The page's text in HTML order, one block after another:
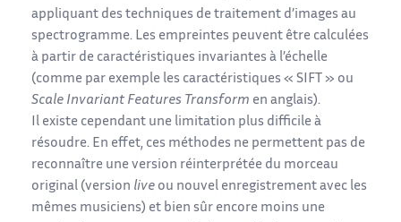
appliquant des techniques de traitement d’images au
spectrogramme. Les empreintes peuvent être calculées
à partir de caractéristiques invariantes à l’échelle
(comme par exemple les caractéristiques « SIFT » ou
Scale Invariant Features Transform en anglais).
Il existe cependant une limitation plus difficile à
résoudre. En effet, ces méthodes ne permettent pas de
reconnaître une version réinterprétée du morceau
original (version live ou nouvel enregistrement avec les
mêmes musiciens) et bien sûr encore moins une